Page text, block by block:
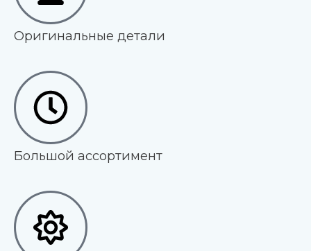
Оригинальные детали
Большой ассортимент